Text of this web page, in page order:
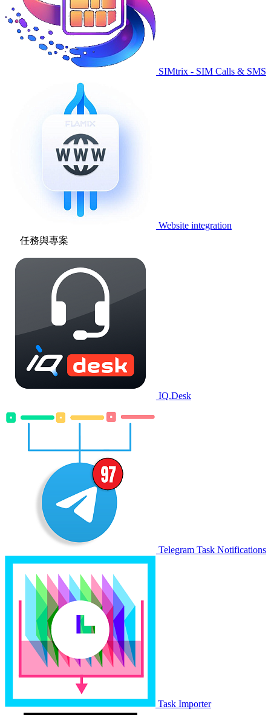
SIMtrix - SIM Calls & SMS
Website integration
任務與專案
IQ.Desk
Telegram Task Notifications
Task Importer